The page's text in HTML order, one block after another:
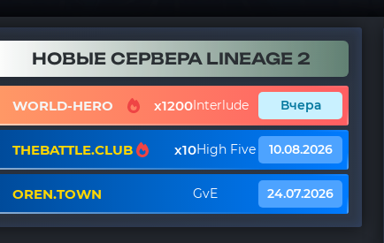
НОВЫЕ СЕРВЕРА LINEAGE 2
WORLD-HERO x1200Interlude Вчера
THEBATTLE.CLUB x10High Five 10.08.2026
OREN.TOWN GvE 24.07.2026